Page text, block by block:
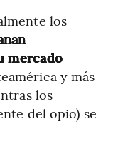
los
mercado
y más
los
del opio) se